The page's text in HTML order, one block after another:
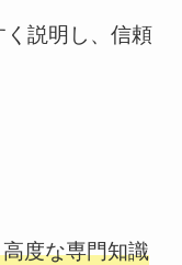
説明し、信頼
度な専門知識